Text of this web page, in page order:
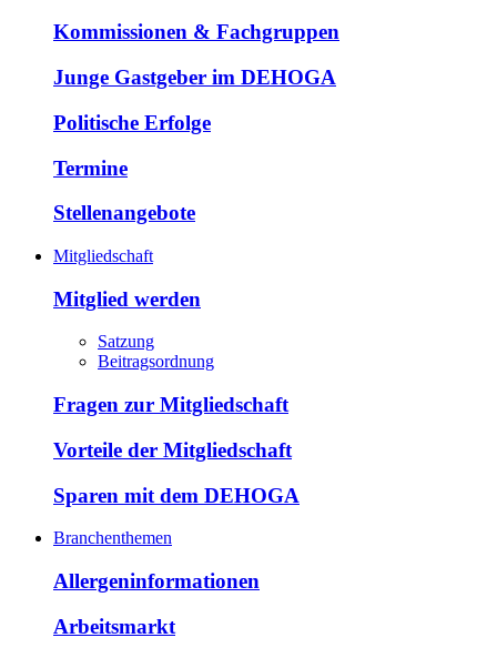
Kommissionen & Fachgruppen
Junge Gastgeber im DEHOGA
Politische Erfolge
Termine
Stellenangebote
Mitgliedschaft
Mitglied werden
Satzung
Beitragsordnung
Fragen zur Mitgliedschaft
Vorteile der Mitgliedschaft
Sparen mit dem DEHOGA
Branchenthemen
Allergeninformationen
Arbeitsmarkt